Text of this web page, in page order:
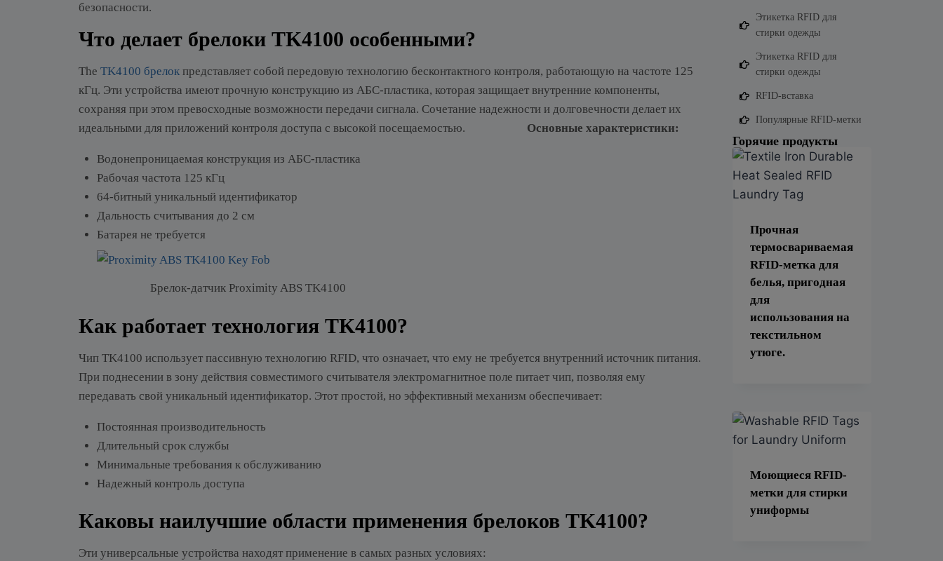
безопасности.
Что делает брелоки TK4100 особенными?
The TK4100 брелок представляет собой передовую технологию бесконтактного контроля, работающую на частоте 125
кГц. Эти устройства имеют прочную конструкцию из АБС-пластика, которая защищает внутренние компоненты,
сохраняя при этом превосходные возможности передачи сигнала. Сочетание надежности и долговечности делает их
идеальными для приложений контроля доступа с высокой посещаемостью. Основные характеристики:
Водонепроницаемая конструкция из АБС-пластика
Рабочая частота 125 кГц
64-битный уникальный идентификатор
Дальность считывания до 2 см
Батарея не требуется
Брелок-датчик Proximity ABS TK4100
Как работает технология TK4100?
Чип TK4100 использует пассивную технологию RFID, что означает, что ему не требуется внутренний источник питания.
При поднесении в зону действия совместимого считывателя электромагнитное поле питает чип, позволяя ему
передавать свой уникальный идентификатор. Этот простой, но эффективный механизм обеспечивает:
Постоянная производительность
Длительный срок службы
Минимальные требования к обслуживанию
Надежный контроль доступа
Каковы наилучшие области применения брелоков TK4100?
Эти универсальные устройства находят применение в самых разных условиях:
Этикетка RFID для
стирки одежды
Этикетка RFID для
стирки одежды
RFID-вставка
Популярные RFID-метки
Горячие продукты
Прочная
термосвариваемая
RFID-метка для
белья, пригодная
для
использования на
текстильном
утюге.
Моющиеся RFID-
метки для стирки
униформы